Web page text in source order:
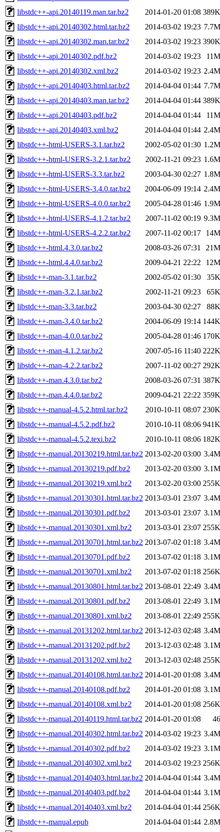
libstdc++-api.20140119.man.tar.bz2
2014-01-20 01:08 389K
libstdc++-api.20140302.html.tar.bz2
2014-03-02 19:23 7.7M
libstdc++-api.20140302.man.tar.bz2
2014-03-02 19:23 390K
libstdc++-api.20140302.pdf.bz2
2014-03-02 19:23
11M
libstdc++-api.20140302.xml.bz2
2014-03-02 19:23 2.4M
libstdc++-api.20140403.html.tar.bz2
2014-04-04 01:44 7.7M
libstdc++-api.20140403.man.tar.bz2
2014-04-04 01:44 389K
libstdc++-api.20140403.pdf.bz2
2014-04-04 01:44
11M
libstdc++-api.20140403.xml.bz2
2014-04-04 01:44 2.4M
libstdc++-html-USERS-3.1.tar.bz2
2002-05-02 01:30 1.2M
libstdc++-html-USERS-3.2.1.tar.bz2
2002-11-21 09:23 1.6M
libstdc++-html-USERS-3.3.tar.bz2
2003-04-30 02:27 1.8M
libstdc++-html-USERS-3.4.0.tar.bz2
2004-06-09 19:14 2.4M
libstdc++-html-USERS-4.0.0.tar.bz2
2005-04-28 01:46 1.9M
libstdc++-html-USERS-4.1.2.tar.bz2
2007-11-02 00:19 9.3M
libstdc++-html-USERS-4.2.2.tar.bz2
2007-11-02 00:17
14M
libstdc++-html.4.3.0.tar.bz2
2008-03-26 07:31
21M
libstdc++-html.4.4.0.tar.bz2
2009-04-21 22:22
12M
libstdc++-man-3.1.tar.bz2
2002-05-02 01:30
35K
libstdc++-man-3.2.1.tar.bz2
2002-11-21 09:23
65K
libstdc++-man-3.3.tar.bz2
2003-04-30 02:27
88K
libstdc++-man-3.4.0.tar.bz2
2004-06-09 19:14 144K
libstdc++-man-4.0.0.tar.bz2
2005-04-28 01:46 170K
libstdc++-man-4.1.2.tar.bz2
2007-05-16 11:40 222K
libstdc++-man-4.2.2.tar.bz2
2007-11-02 00:27 292K
libstdc++-man.4.3.0.tar.bz2
2008-03-26 07:31 387K
libstdc++-man.4.4.0.tar.bz2
2009-04-21 22:22 359K
libstdc++-manual-4.5.2.html.tar.bz2
2010-10-11 08:07 230K
libstdc++-manual-4.5.2.pdf.bz2
2010-10-11 08:06 941K
libstdc++-manual-4.5.2.texi.bz2
2010-10-11 08:06 182K
libstdc++-manual.20130219.html.tar.bz2 2013-02-20 03:00 3.4M
libstdc++-manual.20130219.pdf.bz2
2013-02-20 03:00 3.1M
libstdc++-manual.20130219.xml.bz2
2013-02-20 03:00 255K
libstdc++-manual.20130301.html.tar.bz2 2013-03-01 23:07 3.4M
libstdc++-manual.20130301.pdf.bz2
2013-03-01 23:07 3.1M
libstdc++-manual.20130301.xml.bz2
2013-03-01 23:07 255K
libstdc++-manual.20130701.html.tar.bz2 2013-07-02 01:18 3.4M
libstdc++-manual.20130701.pdf.bz2
2013-07-02 01:18 3.1M
libstdc++-manual.20130701.xml.bz2
2013-07-02 01:18 256K
libstdc++-manual.20130801.html.tar.bz2 2013-08-01 22:49 3.4M
libstdc++-manual.20130801.pdf.bz2
2013-08-01 22:49 3.1M
libstdc++-manual.20130801.xml.bz2
2013-08-01 22:49 255K
libstdc++-manual.20131202.html.tar.bz2 2013-12-03 02:48 3.4M
libstdc++-manual.20131202.pdf.bz2
2013-12-03 02:48 3.1M
libstdc++-manual.20131202.xml.bz2
2013-12-03 02:48 255K
libstdc++-manual.20140108.html.tar.bz2 2014-01-20 01:08 3.4M
libstdc++-manual.20140108.pdf.bz2
2014-01-20 01:08 3.1M
libstdc++-manual.20140108.xml.bz2
2014-01-20 01:08 256K
libstdc++-manual.20140119.html.tar.bz2 2014-01-20 01:08
46
libstdc++-manual.20140302.html.tar.bz2 2014-03-02 19:23 3.4M
libstdc++-manual.20140302.pdf.bz2
2014-03-02 19:23 3.1M
libstdc++-manual.20140302.xml.bz2
2014-03-02 19:23 256K
libstdc++-manual.20140403.html.tar.bz2 2014-04-04 01:44 3.4M
libstdc++-manual.20140403.pdf.bz2
2014-04-04 01:44 3.1M
libstdc++-manual.20140403.xml.bz2
2014-04-04 01:44 256K
libstdc++-manual.epub
2014-04-04 01:44 2.8M